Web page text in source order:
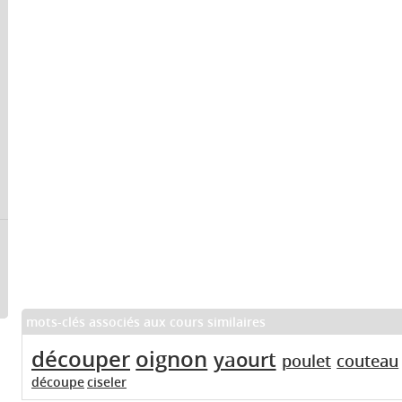
mots-clés associés aux cours similaires
découper oignon yaourt poulet couteau
découpeciseler